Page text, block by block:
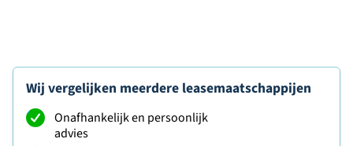
Wij vergelijken meerdere leasemaatschappijen
Onafhankelijk en persoonlijk
advies